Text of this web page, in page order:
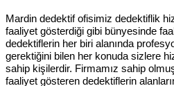
Mardin dedektif ofisimiz dedektiflik
faaliyet gösterdiği gibi bünyesinde
dedektiflerin her biri alanında
gerektiğini bilen her konuda sizlere
sahip kişilerdir. Firmamız sahip
faaliyet gösteren dedektiflerin